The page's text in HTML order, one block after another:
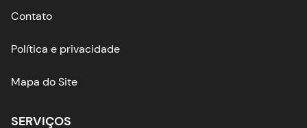
Contato
Política e privacidade
Mapa do Site
SERVIÇOS